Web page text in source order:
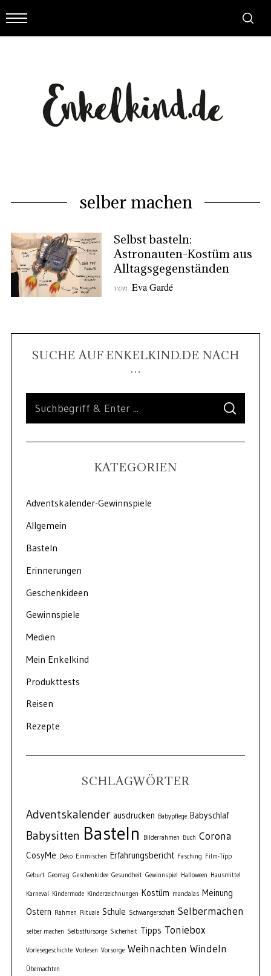
selber machen
Selbst basteln:
Astronauten-Kostüm aus
Alltagsgegenständen
von Eva Gardé
SUCHE AUF ENKELKIND.DE NACH
…
KATEGORIEN
Adventskalender-Gewinnspiele
Allgemein
Basteln
Erinnerungen
Geschenkideen
Gewinnspiele
Medien
Mein Enkelkind
Produkttests
Reisen
Rezepte
SCHLAGWÖRTER
Adventskalender ausdrucken Babypflege Babyschlaf
Babysitten Basteln Bilderrahmen Buch Corona
CosyMe Deko Einmischen Erfahrungsbericht Fasching Film-Tipp
Geburt Geomag Geschenkidee Gesundheit Gewinnspiel Halloween Hausmittel
Karneval Kindermode Kinderzeichnungen Kostüm mandalas Meinung
Ostern Rahmen Rituale Schule Schwangerschaft Selbermachen
selber machen Selbstfürsorge Sicherheit Tipps Toniebox
Vorlesegeschichte Vorlesen Vorsorge Weihnachten Windeln
Übernachten